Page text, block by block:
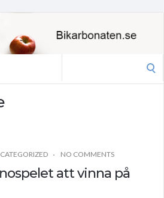
NO COMMENTS
att vinna på